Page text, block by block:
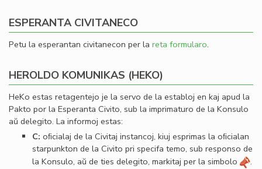
ESPERANTA CIVITANECO
Petu la esperantan civitanecon per la reta formularo.
HEROLDO KOMUNIKAS (HEKO)
HeKo estas retagentejo je la servo de la establoj en kaj apud la
Pakto por la Esperanta Civito, sub la imprimaturo de la Konsulo
aŭ delegito. La informoj estas:
C: oﬁcialaj de la Civitaj instancoj, kiuj esprimas la oﬁcialan
starpunkton de la Civito pri specifa temo, sub responso de
la Konsulo, aŭ de ties delegito, markitaj per la simbolo
.